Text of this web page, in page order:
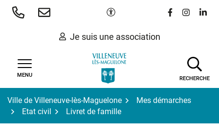
Aller
Paramètres d'accessibilité
Lien vers le
Lien vers
Lien
Je suis une association
MENU
RECHERCHE
Ville de Villeneuve-lès-Maguelone
Mes démarches
Etat civil
Livret de famille